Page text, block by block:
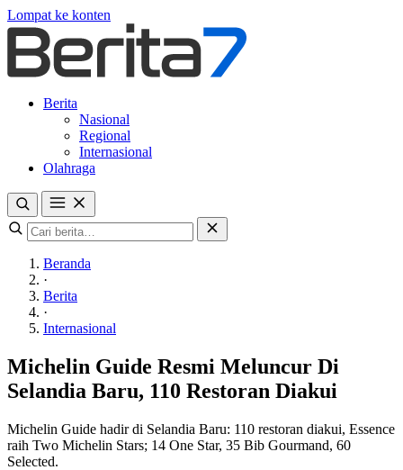
Lompat ke konten
Berita
Nasional
Regional
Internasional
Olahraga
Beranda
·
Berita
·
Internasional
Michelin Guide Resmi Meluncur Di
Selandia Baru, 110 Restoran Diakui
Michelin Guide hadir di Selandia Baru: 110 restoran diakui, Essence
raih Two Michelin Stars; 14 One Star, 35 Bib Gourmand, 60
Selected.